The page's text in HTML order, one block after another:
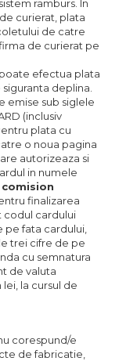
ramburs. In
curierat, plata
de catre
de curierat pe
efectua plata
deplina.
emise sub siglele
(inclusiv
plata cu
o noua pagina
autorizeaza si
in numele
finalizarea
codul cardului
fata cardului,
trei cifre de pe
cu semnatura
de valuta
la cursul de
corespund/e
de fabricatie,